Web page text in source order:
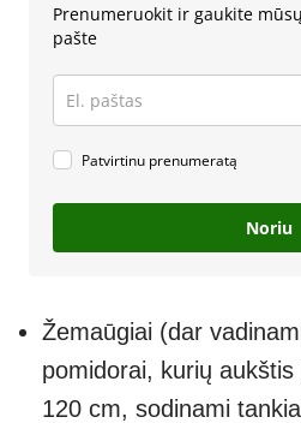
Prenumeruokit ir gaukite
pašte
Patvirtinu prenumeratą
Noriu
Žemaūgiai (dar
pomidorai, kurių
120 cm, sodinami